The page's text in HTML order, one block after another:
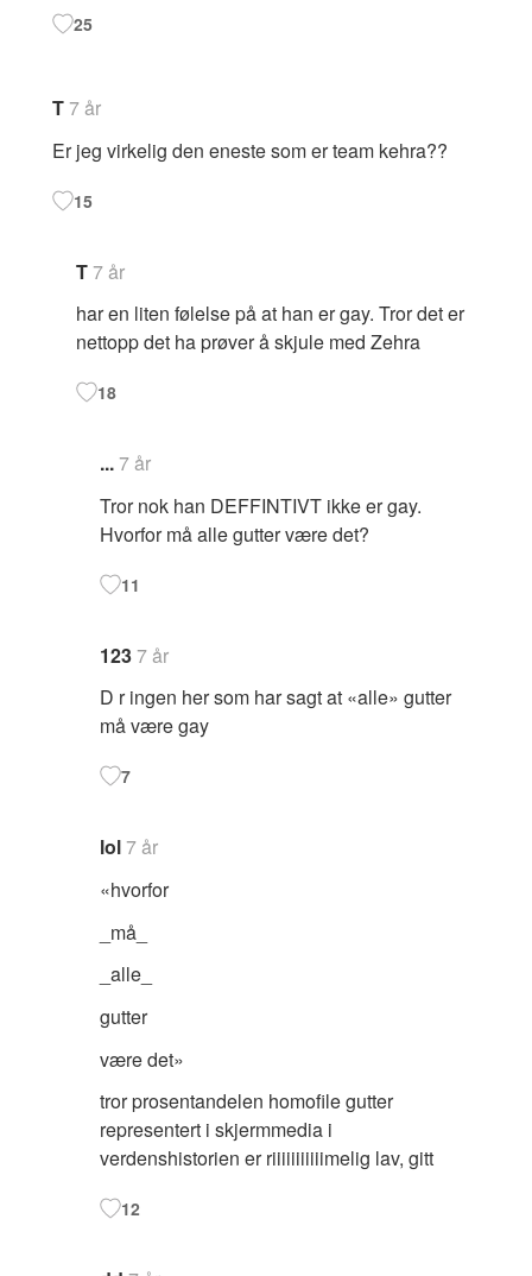
25
T7 år
Er jeg virkelig den eneste som er team kehra??
15
T7 år
har en liten følelse på at han er gay. Tror det er
nettopp det ha prøver å skjule med Zehra
18
...7 år
Tror nok han DEFFINTIVT ikke er gay.
Hvorfor må alle gutter være det?
11
1237 år
D r ingen her som har sagt at «alle» gutter
må være gay
7
lol7 år
«hvorfor
_må_
_alle_
gutter
være det»
tror prosentandelen homofile gutter
representert i skjermmedia i
verdenshistorien er riiiiiiiiiiimelig lav, gitt
12